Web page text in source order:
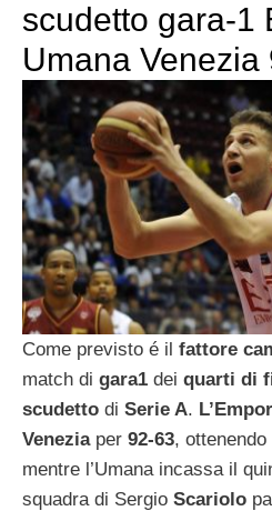
scudetto gara-1
Umana Venezia
Come previsto é il fattore
match di gara1 dei quarti di
scudetto di Serie A.
Veneziaper 92-63,
mentre l’Umana incassa il
squadra di Sergio Scariolo